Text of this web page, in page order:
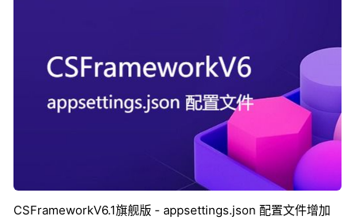
CSFrameworkV6.1旗舰版 - appsettings.json 配置文件增加